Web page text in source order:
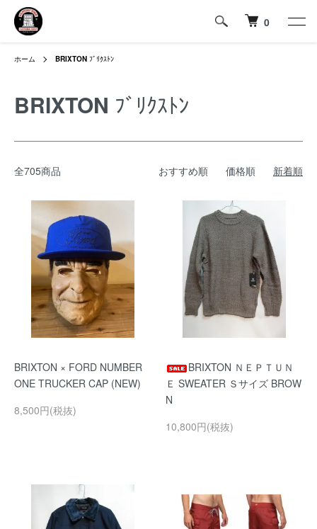
0
ホーム BRIXTON ﾌﾞﾘｸｽﾄﾝ
BRIXTON ﾌﾞﾘｸｽﾄﾝ
全705商品 おすすめ順 価格順 新着順
BRIXTON × FORD NUMBER
ONE TRUCKER CAP (NEW)
8,500円(税抜)
BRIXTON ＮＥＰＴＵＮ
Ｅ SWEATER Ｓサイズ BROW
N
10,800円(税抜)